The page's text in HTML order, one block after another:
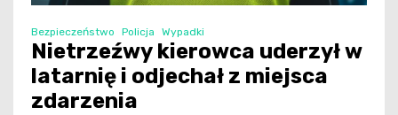
Bezpieczeństwo Policja Wypadki
Nietrzeźwy kierowca uderzył w
latarnię i odjechał z miejsca
zdarzenia